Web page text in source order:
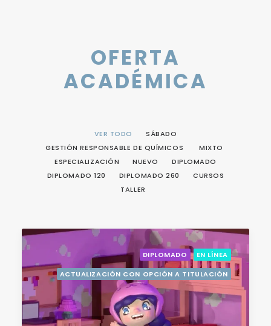
OFERTA
ACADÉMICA
VER TODO
SÁBADO
GESTIÓN RESPONSABLE DE QUÍMICOS
MIXTO
ESPECIALIZACIÓN
NUEVO
DIPLOMADO
DIPLOMADO 120
DIPLOMADO 260
CURSOS
TALLER
DIPLOMADO
EN LÍNEA
ACTUALIZACIÓN CON OPCIÓN A TITULACIÓN